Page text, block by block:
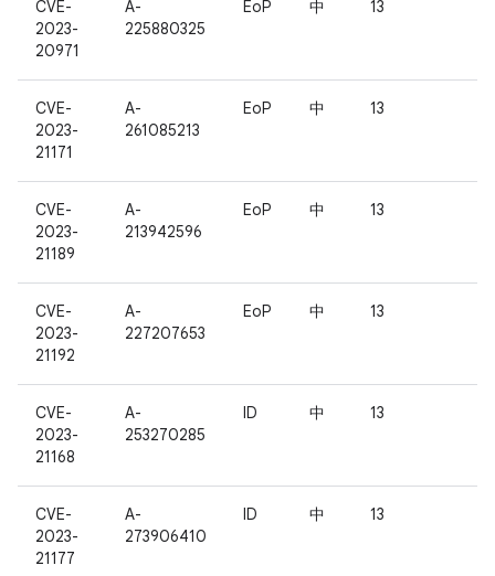
CVE-
2023-
20971
A-
225880325
EoP 中 13
CVE-
2023-
21171
A-
261085213
EoP 中 13
CVE-
2023-
21189
A-
213942596
EoP 中 13
CVE-
2023-
21192
A-
227207653
EoP 中 13
CVE-
2023-
21168
A-
253270285
ID 中 13
CVE-
2023-
21177
A-
273906410
ID 中 13